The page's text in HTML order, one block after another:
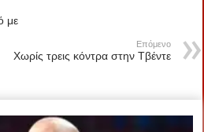
με
Επόμενο
Χωρίς τρεις κόντρα στην Τβέντε